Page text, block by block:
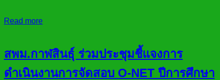
Read more
สพม.กาฬสินธุ์ ร่วมประชุมชี้แจงการ
ดำเนินงานการจัดสอบ O-NET ปีการศึกษา